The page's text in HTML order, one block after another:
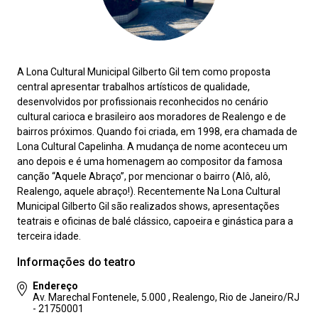
A Lona Cultural Municipal Gilberto Gil tem como proposta
central apresentar trabalhos artísticos de qualidade,
desenvolvidos por profissionais reconhecidos no cenário
cultural carioca e brasileiro aos moradores de Realengo e de
bairros próximos. Quando foi criada, em 1998, era chamada de
Lona Cultural Capelinha. A mudança de nome aconteceu um
ano depois e é uma homenagem ao compositor da famosa
canção “Aquele Abraço”, por mencionar o bairro (Alô, alô,
Realengo, aquele abraço!). Recentemente Na Lona Cultural
Municipal Gilberto Gil são realizados shows, apresentações
teatrais e oficinas de balé clássico, capoeira e ginástica para a
terceira idade.
Informações do teatro
Endereço
Av. Marechal Fontenele, 5.000 , Realengo, Rio de Janeiro/RJ
- 21750001